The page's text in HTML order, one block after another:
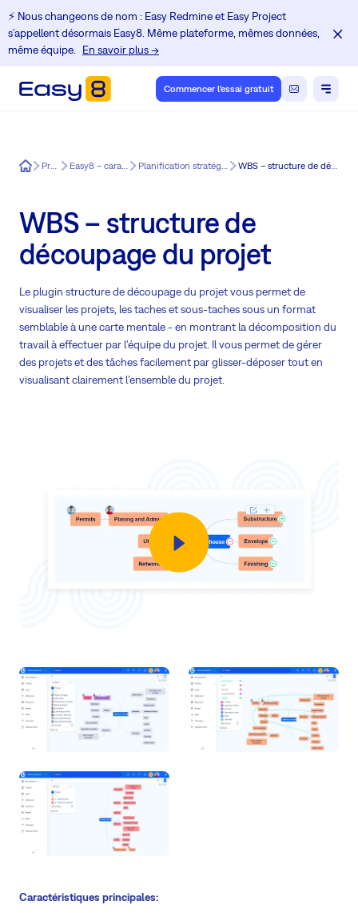
⚡️ Nous changeons de nom : Easy Redmine et Easy Project
s'appellent désormais Easy8. Même plateforme, mêmes données,
même équipe.
En savoir plus →
Commencer l'essai gratuit
Easy8 Produit Easy8 – caractéristiques Planification stratégique pour Easy8 WBS – structure de découpage du projet
WBS – structure de
découpage du projet
Le plugin structure de découpage du projet vous permet de
visualiser les projets, les taches et sous-taches sous un format
semblable à une carte mentale - en montrant la décomposition du
travail à effectuer par l'équipe du projet. Il vous permet de gérer
des projets et des tâches facilement par glisser-déposer tout en
visualisant clairement l’ensemble du projet.
Caractéristiques principales: